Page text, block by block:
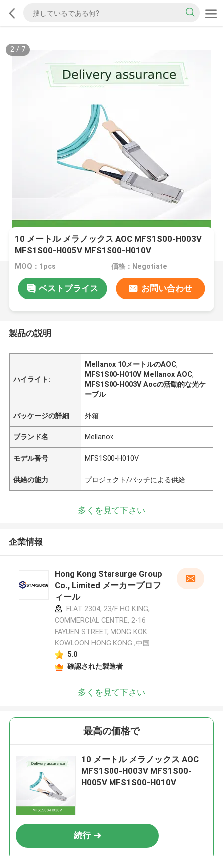
2/ 7
10 メートル メラノックス AOC MFS1S00-H003V
MFS1S00-H005V MFS1S00-H010V
MOQ：1pcs 価格：Negotiate
ベストプライス お問い合わせ
製品の説明
ハイライト:
Mellanox 10メートルのAOC,
MFS1S00-H010V Mellanox AOC,
MFS1S00-H003V Aocの活動的な光ケ
ーブル
パッケージの詳細 外箱
ブランド名 Mellanox
モデル番号 MFS1S00-H010V
供給の能力 プロジェクト/バッチによる供給
多くを見て下さい
企業情報
Hong Kong Starsurge Group
Co., Limited メーカープロフ
ィール
FLAT 2304, 23/F HO KING,
COMMERCIAL CENTRE, 2-16
FAYUEN STREET, MONG KOK
KOWLOON HONG KONG ,中国
5.0
確認された製造者
多くを見て下さい
最高の価格で
10 メートル メラノックス AOC
MFS1S00-H003V MFS1S00-
H005V MFS1S00-H010V
続行